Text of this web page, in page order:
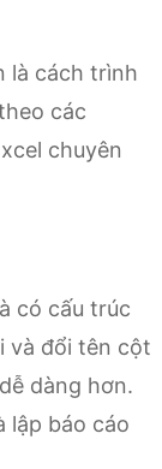
là cách trình
các
chuyên
có cấu trúc
và đổi tên cột
dàng hơn.
lập báo cáo